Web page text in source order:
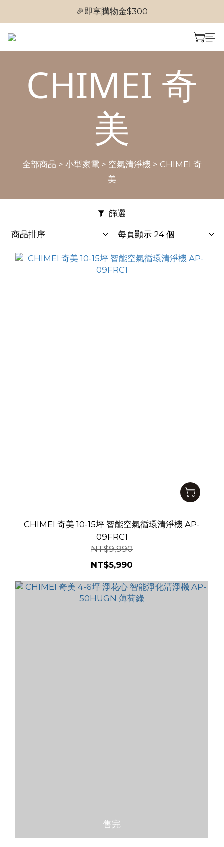
🎉首次加入會員
CHIMEI 奇
美
全部商品 > 小型家電> 空氣清淨機 > CHIMEI 奇
美
篩選
商品排序 每頁顯示 24 個
CHIMEI 奇美 10-15坪 智能空氣循環清淨機 AP-
09FRC1
NT$9,990
NT$5,990
售完